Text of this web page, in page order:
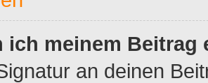
ich meinem
an deinen